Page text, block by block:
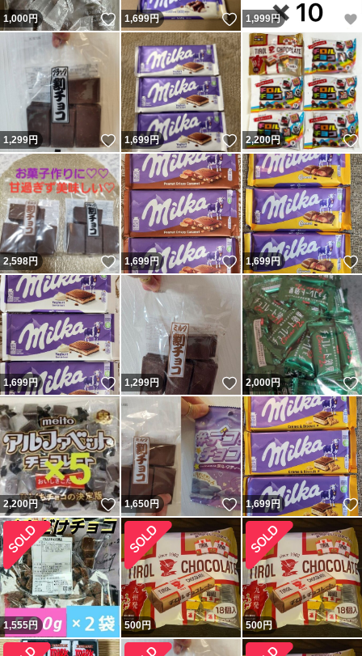
1,000円 いいね！
1,699円 いいね！
1,999円
1,299円 いいね！
1,699円 いいね！
2,200円
2,598円 いいね！
1,699円 いいね！
1,699円
1,699円 いいね！
1,299円 いいね！
2,000円
2,200円 いいね！
1,650円 いいね！
1,699円
1,555円 500円 500円